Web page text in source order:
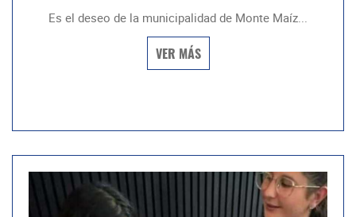
Es el deseo de la municipalidad de Monte Maíz...
VER MÁS